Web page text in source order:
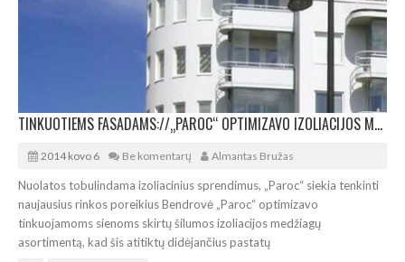
TINKUOTIEMS FASADAMS://„PAROC“ OPTIMIZAVO IZOLIACIJOS MEDŽIAGŲ ASORTIMENTĄ
2014 kovo 6 Be komentarų Almantas Bružas
Nuolatos tobulindama izoliacinius sprendimus, „Paroc“ siekia tenkinti
naujausius rinkos poreikius Bendrovė „Paroc“ optimizavo
tinkuojamoms sienoms skirtų šilumos izoliacijos medžiagų
asortimentą, kad šis atitiktų didėjančius pastatų